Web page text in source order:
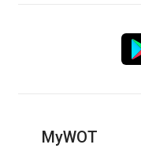
MyWOT